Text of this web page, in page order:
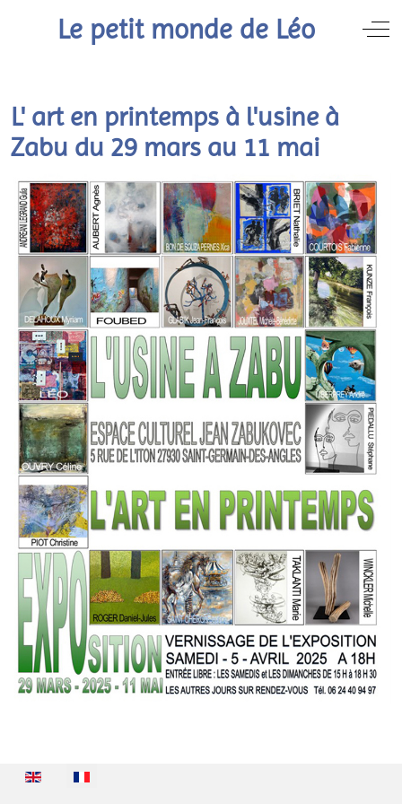
Le petit monde de Léo Off-
L' art en printemps à l'usine à
Zabu du 29 mars au 11 mai
Sélectionnez votre langue